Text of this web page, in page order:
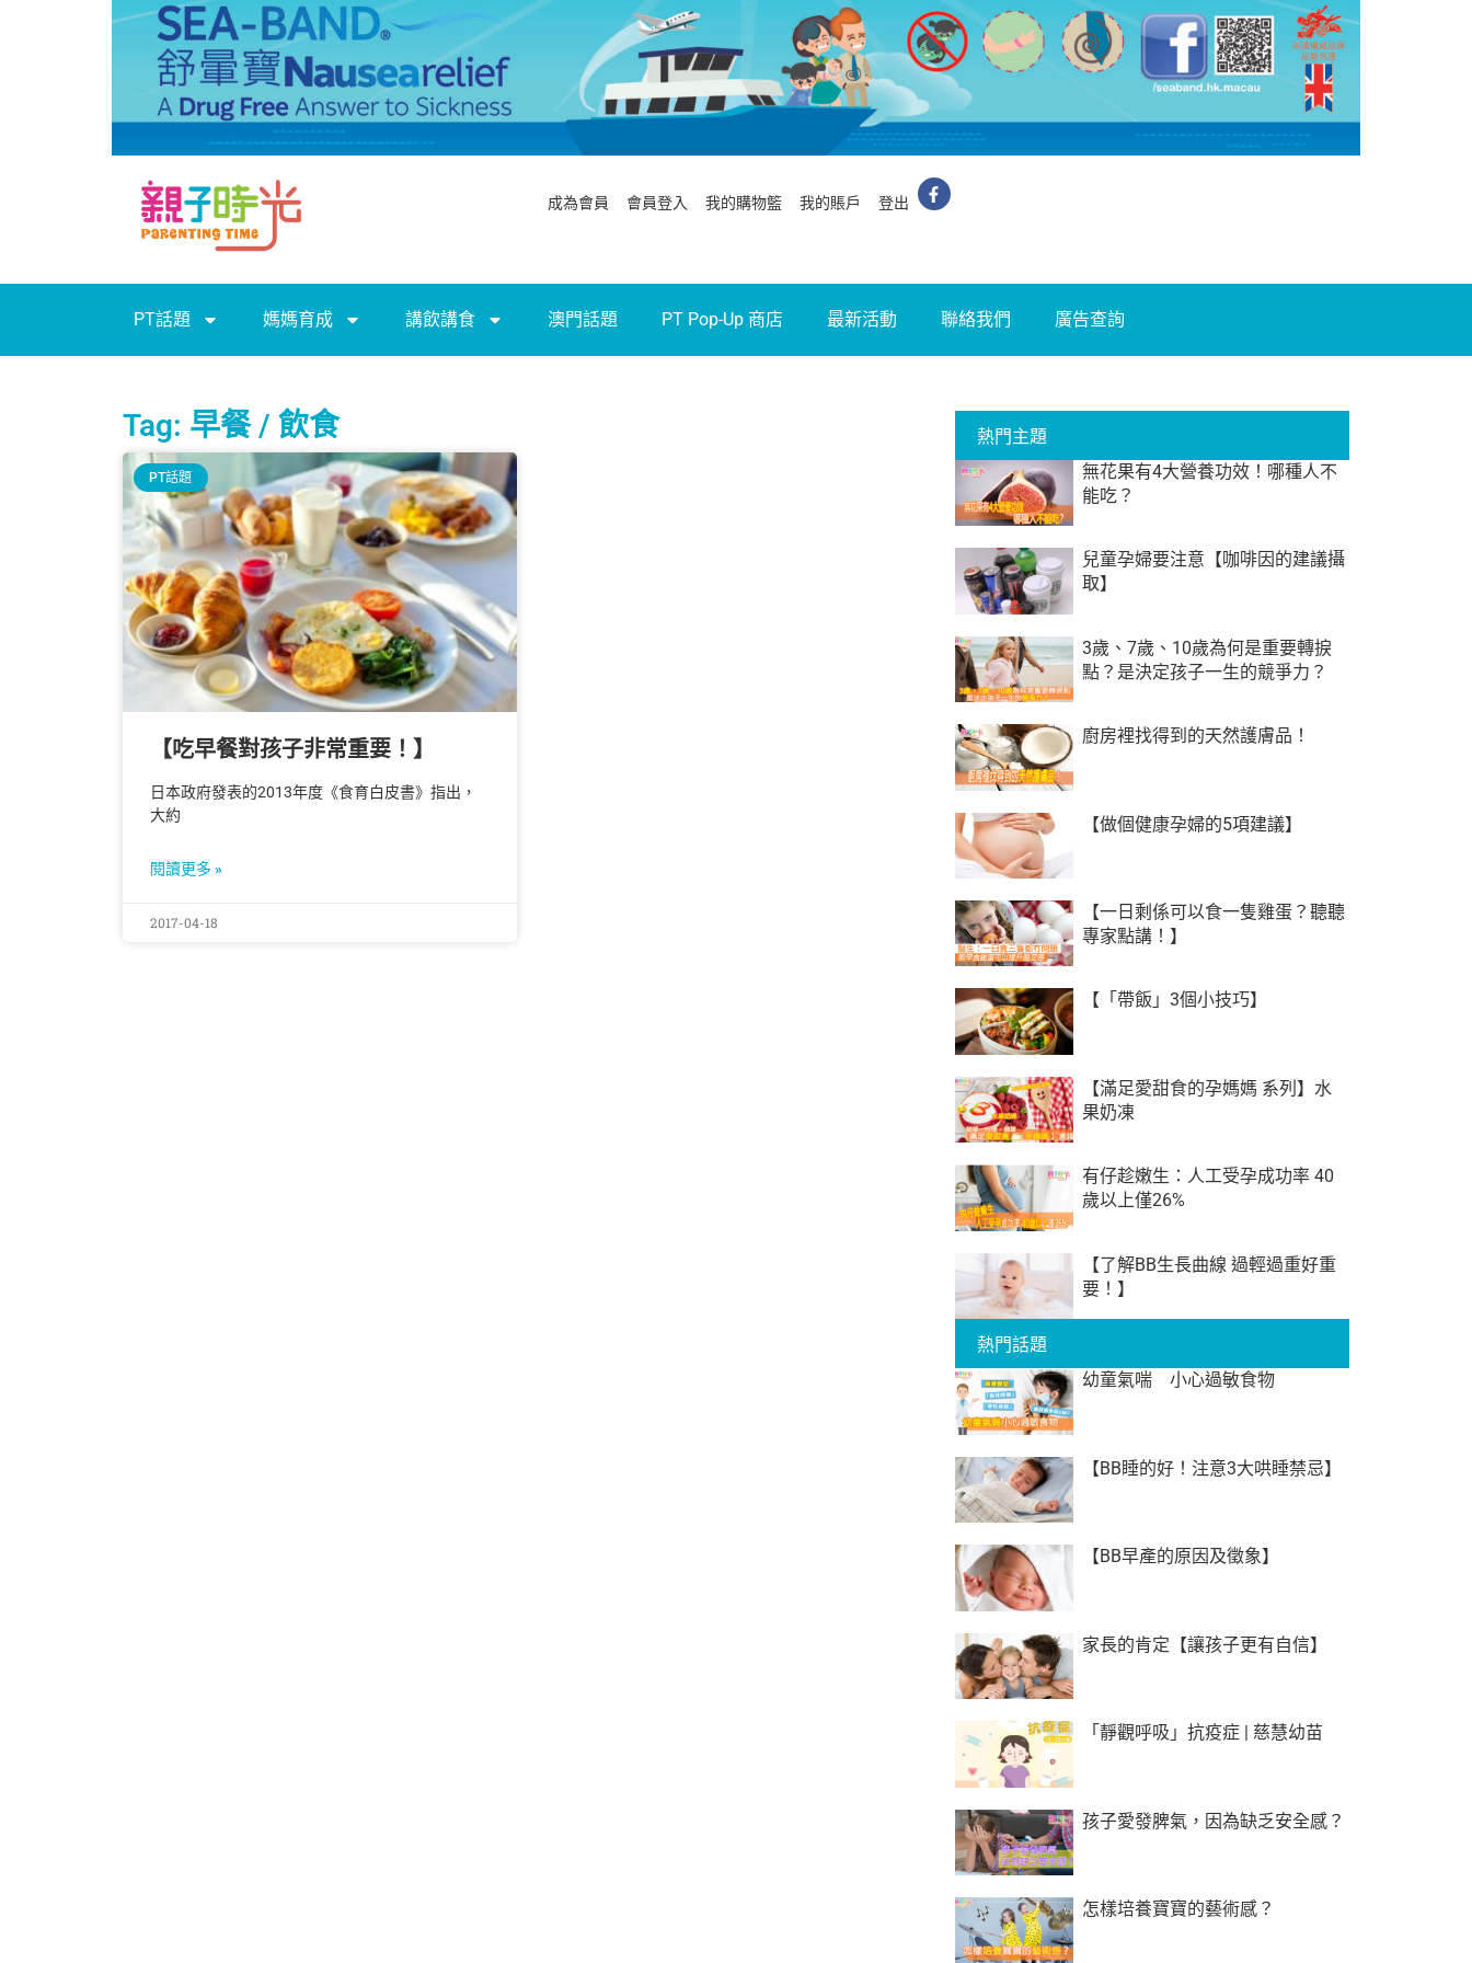
成為會員 會員登入 我的購物籃 我的賬戶 登出
PT話題 媽媽育成 講飲講食 澳門話題 PT Pop-Up 商店 最新活動 聯絡我們 廣告查詢
Tag: 早餐 / 飲食
PT話題
【吃早餐對孩子非常重要！】
日本政府發表的2013年度《食育白皮書》指出，
大約
閱讀更多 »
2017-04-18
熱門主題
無花果有4大營養功效！哪種人不
能吃？
兒童孕婦要注意【咖啡因的建議攝
取】
3歲、7歲、10歲為何是重要轉捩
點？是決定孩子一生的競爭力？
廚房裡找得到的天然護膚品！
【做個健康孕婦的5項建議】
【一日剩係可以食一隻雞蛋？聽聽
專家點講！】
【「帶飯」3個小技巧】
【滿足愛甜食的孕媽媽 系列】水
果奶凍
有仔趁嫩生：人工受孕成功率 40
歲以上僅26%
【了解BB生長曲線 過輕過重好重
要！】
熱門話題
幼童氣喘 小心過敏食物
【BB睡的好！注意3大哄睡禁忌】
【BB早產的原因及徵象】
家長的肯定【讓孩子更有自信】
「靜觀呼吸」抗疫症 | 慈慧幼苗
孩子愛發脾氣，因為缺乏安全感？
怎樣培養寶寶的藝術感？